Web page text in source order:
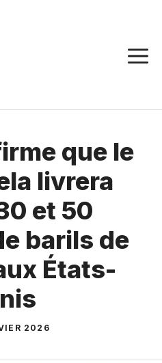
que le
livrera
et 50
barils de
États-
2026